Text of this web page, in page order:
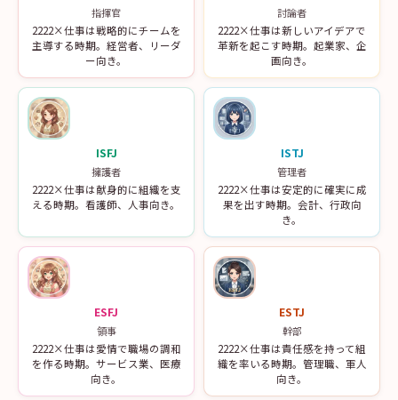
指揮官
2222×仕事は戦略的にチームを
主導する時期。経営者、リーダ
ー向き。
討論者
2222×仕事は新しいアイデアで
革新を起こす時期。起業家、企
画向き。
ISFJ
擁護者
2222×仕事は献身的に組織を支
える時期。看護師、人事向き。
ISTJ
管理者
2222×仕事は安定的に確実に成
果を出す時期。会計、行政向
き。
ESFJ
領事
2222×仕事は愛情で職場の調和
を作る時期。サービス業、医療
向き。
ESTJ
幹部
2222×仕事は責任感を持って組
織を率いる時期。管理職、軍人
向き。